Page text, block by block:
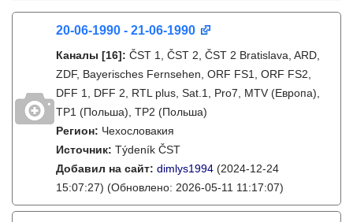
20-06-1990 - 21-06-1990
Каналы [16]: ČST 1, ČST 2, ČST 2 Bratislava, ARD,
ZDF, Bayerisches Fernsehen, ORF FS1, ORF FS2,
DFF 1, DFF 2, RTL plus, Sat.1, Pro7, MTV (Европа),
TP1 (Польша), TP2 (Польша)
Регион: Чехословакия
Источник: Týdeník ČST
Добавил на сайт: dimlys1994 (2024-12-24
15:07:27) (Обновлено: 2026-05-11 11:17:07)